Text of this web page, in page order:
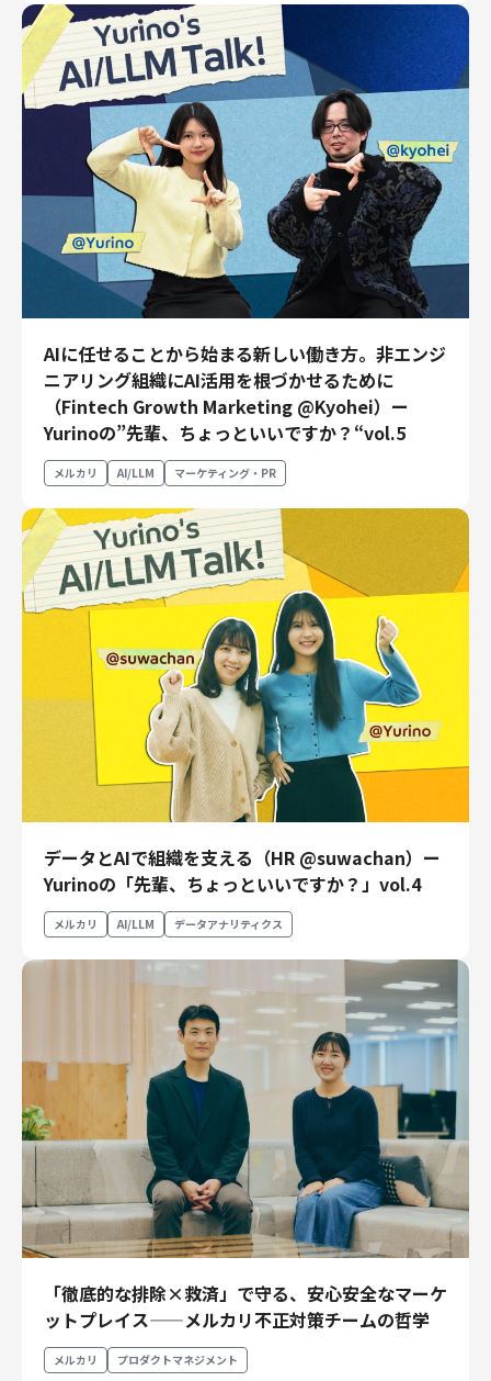
人事
セキュリティ・プライバシー
募集中の求人一覧
AIに任せることから始まる新しい働き方。非エンジ
ニアリング組織にAI活用を根づかせるために
（Fintech Growth Marketing @Kyohei）ー
Yurinoの”先輩、ちょっといいですか？“vol.5
メルカリ AI/LLM マーケティング・PR
データとAIで組織を支える（HR @suwachan）ー
Yurinoの「先輩、ちょっといいですか？」vol.4
メルカリ AI/LLM データアナリティクス
「徹底的な排除×救済」で守る、安心安全なマーケ
ットプレイス——メルカリ不正対策チームの哲学
メルカリ プロダクトマネジメント